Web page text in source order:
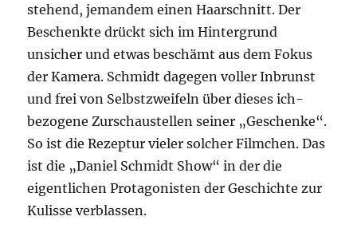
stehend, jemandem einen Haarschnitt. Der
Beschenkte drückt sich im Hintergrund
unsicher und etwas beschämt aus dem Fokus
der Kamera. Schmidt dagegen voller Inbrunst
und frei von Selbstzweifeln über dieses ich-
bezogene Zurschaustellen seiner „Geschenke“.
So ist die Rezeptur vieler solcher Filmchen. Das
ist die „Daniel Schmidt Show“ in der die
eigentlichen Protagonisten der Geschichte zur
Kulisse verblassen.